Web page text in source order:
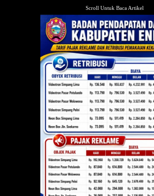
Scroll Untuk Baca Artikel